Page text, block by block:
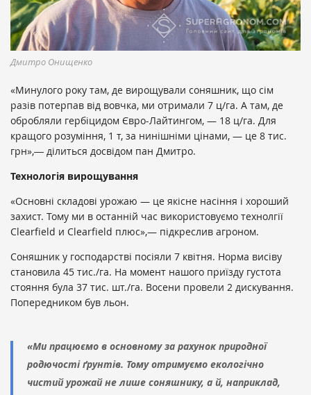
Дмитро Онищенко
«Минулого року там, де вирощували соняшник, що сім
разів потерпав від вовчка, ми отримали 7 ц/га. А там, де
обробляли гербіцидом Євро-Лайтингом, — 18 ц/га. Для
кращого розуміння, 1 т, за нинішніми цінами, — це 8 тис.
грн»,― ділиться досвідом пан Дмитро.
Технологія вирощування
«Основні складові урожаю — це якісне насіння і хороший
захист. Тому ми в останній час використовуємо технолгії
Clearfield и Clearfield плюс»,— підкреслив агроном.
Соняшник у господарстві посіяли 7 квітня. Норма висіву
становила 45 тис./га. На момент нашого приїзду густота
стояння була 37 тис. шт./га. Восени провели 2 дискування.
Попередником був льон.
«Ми працюємо в основному за рахунок природної
родючості ґрунтів. Тому отримуємо екологічно
чистий урожай не лише соняшнику, а й, наприклад,